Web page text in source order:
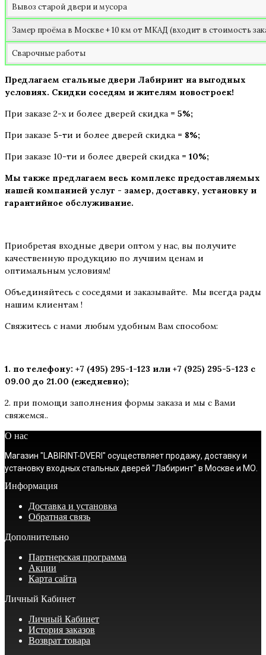
Вывоз старой двери и мусора
Замер проёма в Москве + 10 км от МКАД (входит в стоимость
Сварочные работы
Предлагаем стальные двери Лабиринт на выгодных
условиях. Скидки соседям и жителям новостроек!
При заказе 2-х и более дверей скидка = 5%;
При заказе 5-ти и более дверей скидка = 8%;
При заказе 10-ти и более дверей скидка = 10%;
Мы также предлагаем весь комплекс предоставляемых
нашей компанией услуг - замер, доставку, установку и
гарантийное обслуживание.
Приобретая входные двери оптом у нас, вы получите
качественную продукцию по лучшим ценам и
оптимальным условиям!
Объединяйтесь с соседями и заказывайте. Мы всегда рады
нашим клиентам !
Свяжитесь с нами любым удобным Вам способом:
1. по телефону: +7 (495) 295-1-123 или +7 (925) 295-5-123 с
09.00 до 21.00 (ежедневно);
2. при помощи заполнения формы заказа и мы с Вами
свяжемся..
О нас
Магазин "LABIRINT-DVERI" осуществляет продажу, доставку и
установку входных стальных дверей "Лабиринт" в Москве и МО.
Информация
Доставка и установка
Обратная связь
Дополнительно
Партнерская программа
Акции
Карта сайта
Личный Кабинет
Личный Кабинет
История заказов
Возврат товара